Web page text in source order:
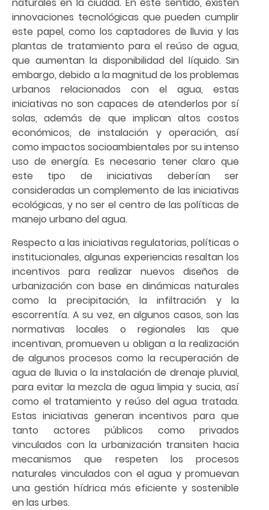
naturales en la ciudad. En este sentido, existen
innovaciones tecnológicas que pueden cumplir
este papel, como los captadores de lluvia y las
plantas de tratamiento para el reúso de agua,
que aumentan la disponibilidad del líquido. Sin
embargo, debido a la magnitud de los problemas
urbanos relacionados con el agua, estas
iniciativas no son capaces de atenderlos por sí
solas, además de que implican altos costos
económicos, de instalación y operación, así
como impactos socioambientales por su intenso
uso de energía. Es necesario tener claro que
este tipo de iniciativas deberían ser
consideradas un complemento de las iniciativas
ecológicas, y no ser el centro de las políticas de
manejo urbano del agua.
Respecto a las iniciativas regulatorias, políticas o
institucionales, algunas experiencias resaltan los
incentivos para realizar nuevos diseños de
urbanización con base en dinámicas naturales
como la precipitación, la infiltración y la
escorrentía. A su vez, en algunos casos, son las
normativas locales o regionales las que
incentivan, promueven u obligan a la realización
de algunos procesos como la recuperación de
agua de lluvia o la instalación de drenaje pluvial,
para evitar la mezcla de agua limpia y sucia, así
como el tratamiento y reúso del agua tratada.
Estas iniciativas generan incentivos para que
tanto actores públicos como privados
vinculados con la urbanización transiten hacia
mecanismos que respeten los procesos
naturales vinculados con el agua y promuevan
una gestión hídrica más eficiente y sostenible
en las urbes.